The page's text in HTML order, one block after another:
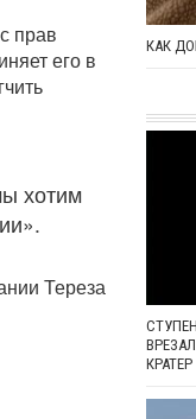
прав
его в
хотим
Тереза
КАК
КРАТЕР